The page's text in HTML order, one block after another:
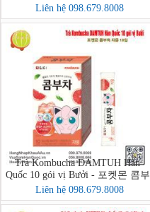
차 샤인머스캣 10입
Liên hệ 098.679.8008
Trà Kombucha DAMTUH Hàn
Quốc 10 gói vị Bưởi - 포켓몬 콤부
차 자몽 10입
Liên hệ 098.679.8008